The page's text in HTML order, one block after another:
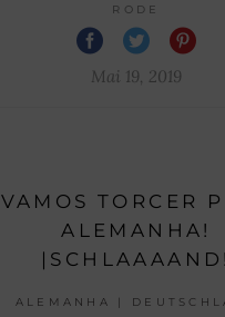
RODE
Mai 19, 2019
VAMOS TORCER
ALEMANHA!
|SCHLAAAAND!
ALEMANHA |